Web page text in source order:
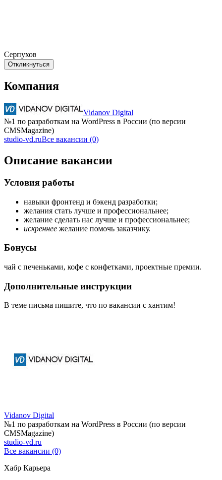
Серпухов
Откликнуться
Компания
Vidanov Digital
№1 по разработкам на WordPress в России (по версии
CMSMagazine)
studio-vd.ruВсе вакансии (0)
Описание вакансии
Условия работы
навыки фронтенд и бэкенд разработки;
желания стать лучше и профессиональнее;
желание сделать нас лучше и профессиональнее;
искреннее желание помочь заказчику.
Бонусы
чай с печеньками, кофе с конфетками, проектные премии.
Дополнительные инструкции
В теме письма пишите, что по вакансии с хантим!
Vidanov Digital
№1 по разработкам на WordPress в России (по версии
CMSMagazine)
studio-vd.ru
Все вакансии (0)
Хабр Карьера